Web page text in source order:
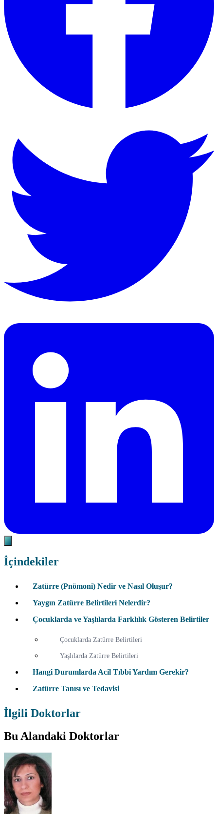
İçindekiler
Zatürre (Pnömoni) Nedir ve Nasıl Oluşur?
Yaygın Zatürre Belirtileri Nelerdir?
Çocuklarda ve Yaşlılarda Farklılık Gösteren Belirtiler
Çocuklarda Zatürre Belirtileri
Yaşlılarda Zatürre Belirtileri
Hangi Durumlarda Acil Tıbbi Yardım Gerekir?
Zatürre Tanısı ve Tedavisi
İlgili Doktorlar
Bu Alandaki Doktorlar